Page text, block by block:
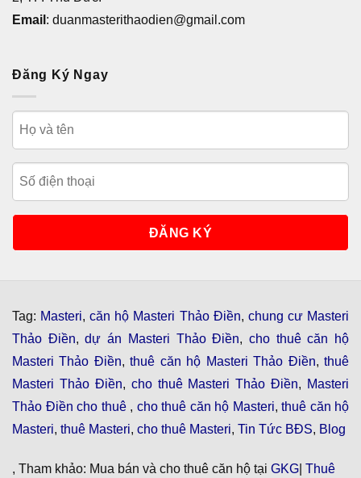
Email : duanmasterithaodien@gmail.com
Đăng Ký Ngay
Tag: Masteri,căn hộ Masteri Thảo Điền, chung cư Masteri
Thảo Điền,dự án Masteri Thảo Điền, cho thuê căn hộ
Masteri Thảo Điền,thuê căn hộ Masteri Thảo Điền,thuê
Masteri Thảo Điền, cho thuê Masteri Thảo Điền, Masteri
Thảo Điền cho thuê , cho thuê căn hộ Masteri, thuê căn hộ
Masteri, thuê Masteri, cho thuê Masteri, Tin Tức BĐS, Blog
, Tham khảo: Mua bán và cho thuê căn hộ tại GKG Thuê